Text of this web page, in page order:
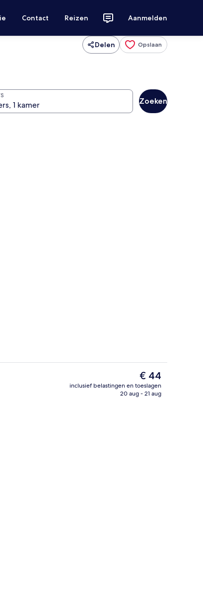
Contact Reizen Aanmelden
Delen Opslaan
Zoeken
er ontbijt, lunch en diner Ingang binnen
De
huidige
prijs
€ 44
inclusief belastingen en toeslagen
20 aug - 21 aug